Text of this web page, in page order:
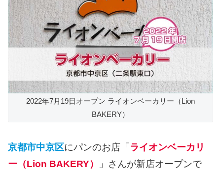
2022年7月19日オープン ライオンベーカリー（Lion
BAKERY）
京都市中京区にパンのお店「ライオンベーカリ
ー（Lion BAKERY）
」さんが新店オープンで